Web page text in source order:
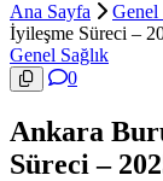
Ana Sayfa Genel
İyileşme Süreci –
Genel Sağlık
0
Ankara
Süreci –